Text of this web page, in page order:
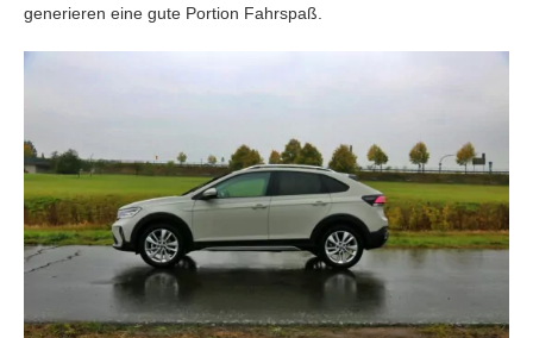
generieren eine gute Portion Fahrspaß.